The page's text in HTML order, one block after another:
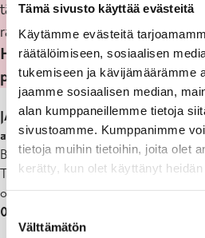
Tämä sivusto käyttää evästeitä
Käytämme evästeitä
räätälöimiseen, sosiaalisen
tukemiseen ja kävijämäärämme
jaamme sosiaalisen median,
alan kumppaneillemme tietoja
sivustoamme. Kumppanimme
tietoja muihin tietoihin, joita olet
kerätty, kun olet käyttänyt heidän
Suostumuksen
valinta
Välttämätön
Rakennusrekisterin korjaus
Rakennusvalvonnan lomakkeet
Rakennusvalvonnan taksat
Rakennusvalvonnan yhteystiedot
täytettyinä ja jätettyinä
rakennustarkastaja ehtii käydä
Huom! Katselmus voidaan
pöytäkirjat puuttuvat.
JARI SANDBERG
alue 1, läntinen Raasepori:
Bromarv, Tenhola, Eteläisen saariston
Tammisaaren läntiset osat (Österby,
osa Pohjan alueesta.
019 289 3803